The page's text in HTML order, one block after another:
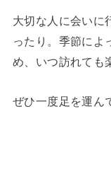
大切な人に会いに
ったり。季節によ
め、いつ訪れても
ぜひ一度足を運ん